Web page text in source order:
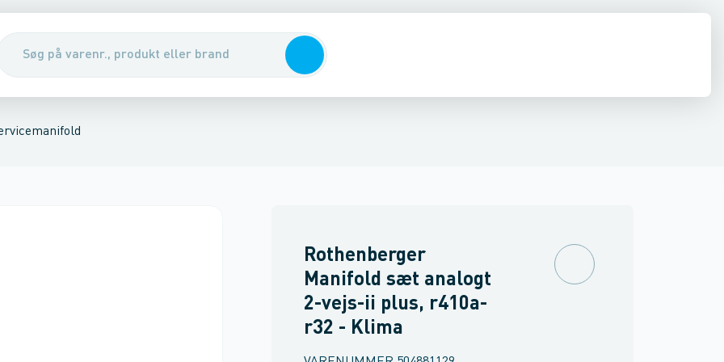
Solceller & Solvarme
Service slanger
Rothenberger
Manifold sæt analogt
2-vejs-ii plus, r410a-
r32 - Klima